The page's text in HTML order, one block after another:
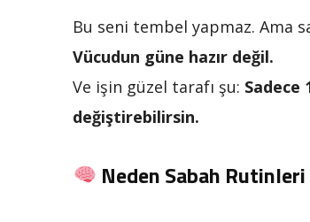
Bu seni tembel yapmaz. Ama
Vücudun güne hazır değil.
Ve işin güzel tarafı şu: Sadece
değiştirebilirsin.
Neden Sabah